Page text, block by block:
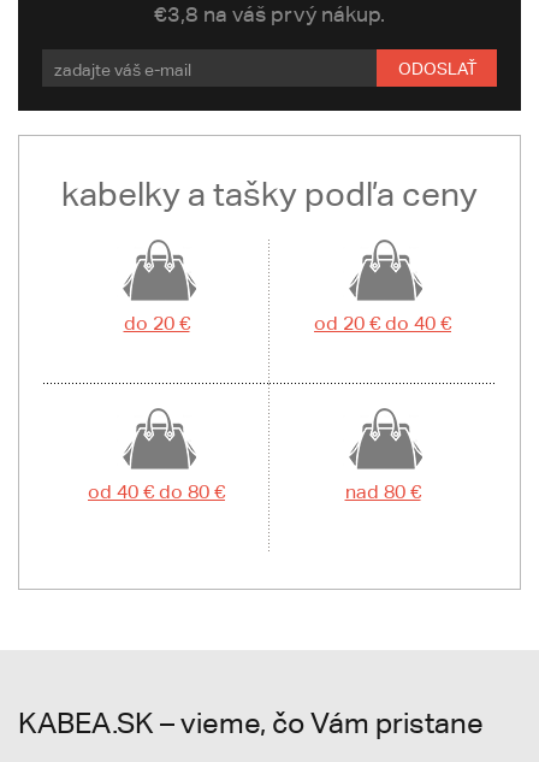
€3,8 na váš prvý nákup.
ODOSLAŤ
kabelky a tašky podľa ceny
do 20 € od 20 € do 40 €
od 40 € do 80 € nad 80 €
KABEA.SK – vieme, čo Vám pristane